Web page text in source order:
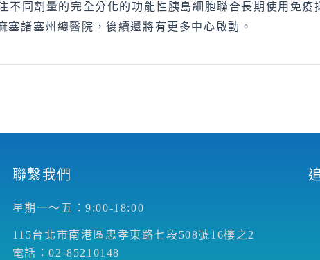
不同劑量的完全分化的功能性胰島細胞聯合長期使用免
諸塞州總醫院，後續還將有更多中心啟動。
聯繫我們
星期一～五：9:00-18:00
115台北市南港區忠孝東路七段508號16樓之2
電話：02-85210148